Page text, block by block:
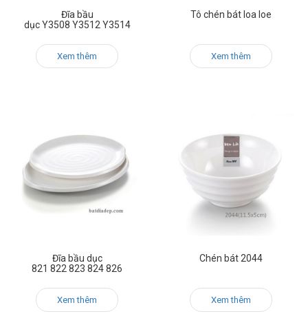
Đĩa bầu
dục Y3508 Y3512 Y3514
Xem thêm
Tô chén bát loa loe
Xem thêm
Đĩa bầu dục
821 822 823 824 826
Xem thêm
Chén bát 2044
Xem thêm